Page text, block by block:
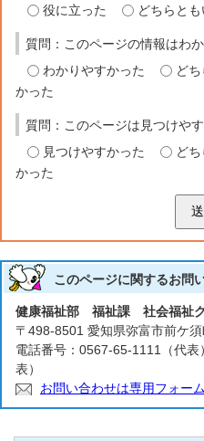
役に立った
どちらと
質問：このページの情報はわ
わかりやすかった
ど
かった
質問：このページは見つけや
見つけやすかった
ど
かった
このページに関するお問
健康福祉部 福祉課 社会福祉
〒498-8501 愛知県弥富市前ケ
電話番号：0567-65-1111（代
表）
お問い合わせは専用フォー